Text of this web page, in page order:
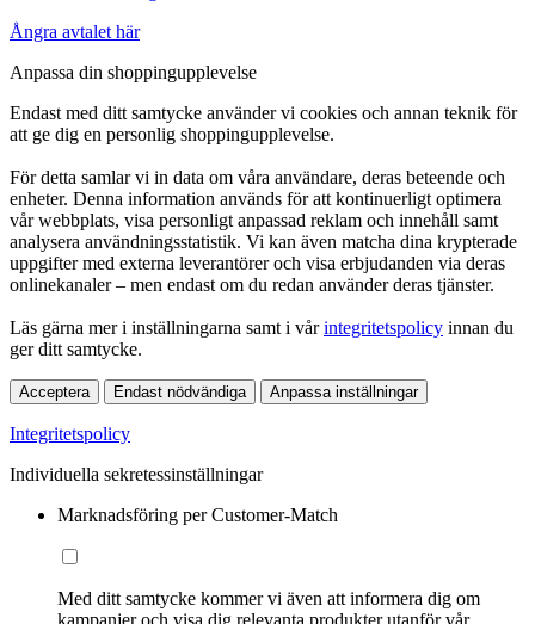
Ångra avtalet här
Anpassa din shoppingupplevelse
Endast med ditt samtycke använder vi cookies och annan teknik för
att ge dig en personlig shoppingupplevelse.
För detta samlar vi in data om våra användare, deras beteende och
enheter. Denna information används för att kontinuerligt optimera
vår webbplats, visa personligt anpassad reklam och innehåll samt
analysera användningsstatistik. Vi kan även matcha dina krypterade
uppgifter med externa leverantörer och visa erbjudanden via deras
onlinekanaler – men endast om du redan använder deras tjänster.
Läs gärna mer i inställningarna samt i vårintegritetspolicy innan du
ger ditt samtycke.
Acceptera Endast nödvändiga Anpassa inställningar
Integritetspolicy
Individuella sekretessinställningar
Marknadsföring per Customer-Match
Med ditt samtycke kommer vi även att informera dig om